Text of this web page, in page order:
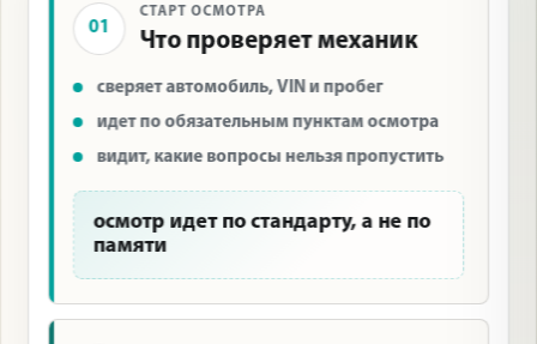
01
СТАРТ ОСМОТРА
Что проверяет механик
сверяет автомобиль, VIN и пробег
идет по обязательным пунктам осмотра
видит, какие вопросы нельзя пропустить
осмотр идет по стандарту, а не по
памяти